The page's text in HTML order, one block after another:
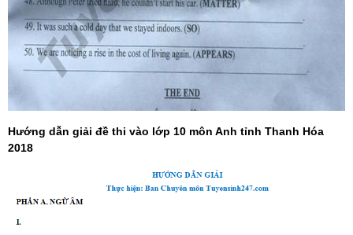
Hướng dẫn giải đề thi vào lớp 10 môn Anh tỉnh Thanh Hóa
2018